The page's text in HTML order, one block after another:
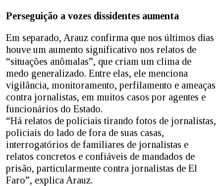
Perseguição a vozes dissidentes aumenta
Em separado, Arauz confirma que nos últimos dias
houve um aumento significativo nos relatos de
“situações anômalas”, que criam um clima de
medo generalizado. Entre elas, ele menciona
vigilância, monitoramento, perfilamento e ameaças
contra jornalistas, em muitos casos por agentes e
funcionários do Estado.
“Há relatos de policiais tirando fotos de jornalistas,
policiais do lado de fora de suas casas,
interrogatórios de familiares de jornalistas e
relatos concretos e confiáveis de mandados de
prisão, particularmente contra jornalistas de El
Faro”, explica Arauz.